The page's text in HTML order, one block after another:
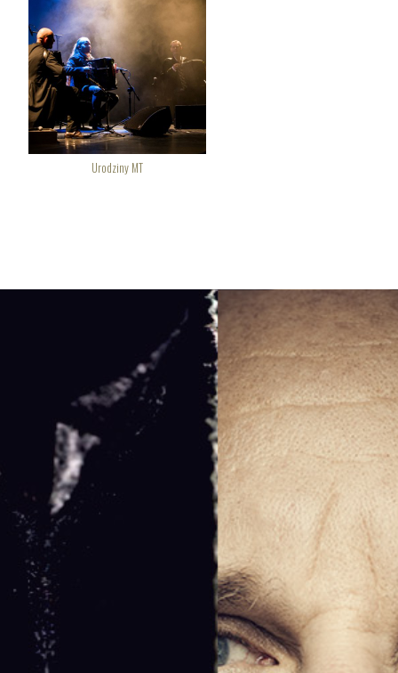
Urodziny MT